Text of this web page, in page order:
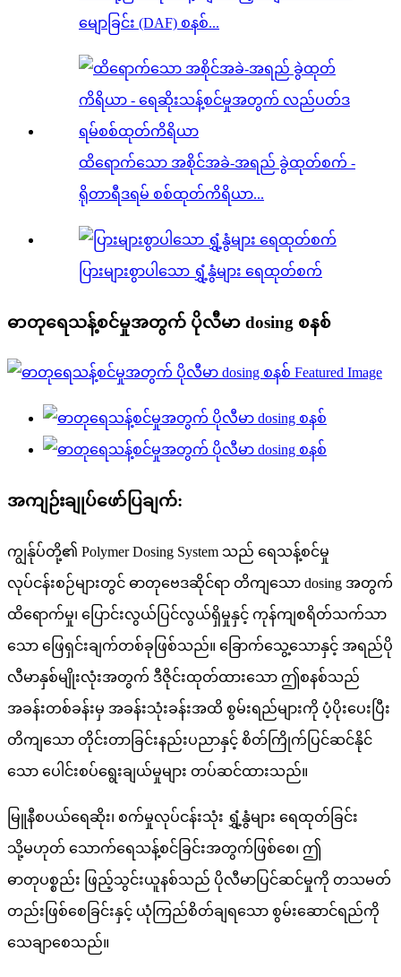
မျောခြင်း (DAF) စနစ်...
ထိရောက်သော အစိုင်အခဲ-အရည် ခွဲထုတ်စက် -
ရိုတာရီဒရမ် စစ်ထုတ်ကိရိယာ...
ပြားများစွာပါသော ရွှံ့နွံများ ရေထုတ်စက်
ဓာတုရေသန့်စင်မှုအတွက် ပိုလီမာ dosing စနစ်
အကျဉ်းချုပ်ဖော်ပြချက်:
ကျွန်ုပ်တို့၏ Polymer Dosing System သည် ရေသန့်စင်မှု
လုပ်ငန်းစဉ်များတွင် ဓာတုဗေဒဆိုင်ရာ တိကျသော dosing အတွက်
ထိရောက်မှု၊ ပြောင်းလွယ်ပြင်လွယ်ရှိမှုနှင့် ကုန်ကျစရိတ်သက်သာ
သော ဖြေရှင်းချက်တစ်ခုဖြစ်သည်။ ခြောက်သွေ့သောနှင့် အရည်ပို
လီမာနှစ်မျိုးလုံးအတွက် ဒီဇိုင်းထုတ်ထားသော ဤစနစ်သည်
အခန်းတစ်ခန်းမှ အခန်းသုံးခန်းအထိ စွမ်းရည်များကို ပံ့ပိုးပေးပြီး
တိကျသော တိုင်းတာခြင်းနည်းပညာနှင့် စိတ်ကြိုက်ပြင်ဆင်နိုင်
သော ပေါင်းစပ်ရွေးချယ်မှုများ တပ်ဆင်ထားသည်။
မြူနီစပယ်ရေဆိုး၊ စက်မှုလုပ်ငန်းသုံး ရွှံ့နွံများ ရေထုတ်ခြင်း
သို့မဟုတ် သောက်ရေသန့်စင်ခြင်းအတွက်ဖြစ်စေ၊ ဤ
ဓာတုပစ္စည်း ဖြည့်သွင်းယူနစ်သည် ပိုလီမာပြင်ဆင်မှုကို တသမတ်
တည်းဖြစ်စေခြင်းနှင့် ယုံကြည်စိတ်ချရသော စွမ်းဆောင်ရည်ကို
သေချာစေသည်။